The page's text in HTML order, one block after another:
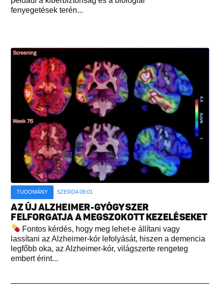
fenyegetések terén...
TUDOMÁNY SZERDA 08:01
AZ ÚJ ALZHEIMER-GYÓGYSZER
FELFORGATJA A MEGSZOKOTT KEZELÉSEKET
Fontos kérdés, hogy meg lehet-e állítani vagy
lassítani az Alzheimer-kór lefolyását, hiszen a demencia
legfőbb oka, az Alzheimer-kór, világszerte rengeteg
embert érint...